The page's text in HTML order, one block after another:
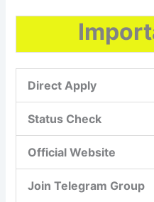
Direct Apply
Status Check
Official Website
Join Telegram Group